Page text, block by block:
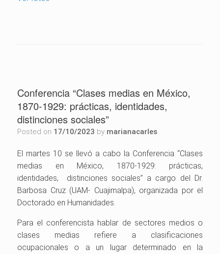
Conferencia “Clases medias en México,
1870-1929: prácticas, identidades,
distinciones sociales”
Posted on 17/10/2023 by marianacarles
El martes 10 se llevó a cabo la Conferencia “Clases
medias en México, 1870-1929: prácticas,
identidades, distinciones sociales” a cargo del Dr.
Barbosa Cruz (UAM- Cuajimalpa), organizada por el
Doctorado en Humanidades.
Para el conferencista hablar de sectores medios o
clases medias refiere a clasificaciones
ocupacionales o a un lugar determinado en la